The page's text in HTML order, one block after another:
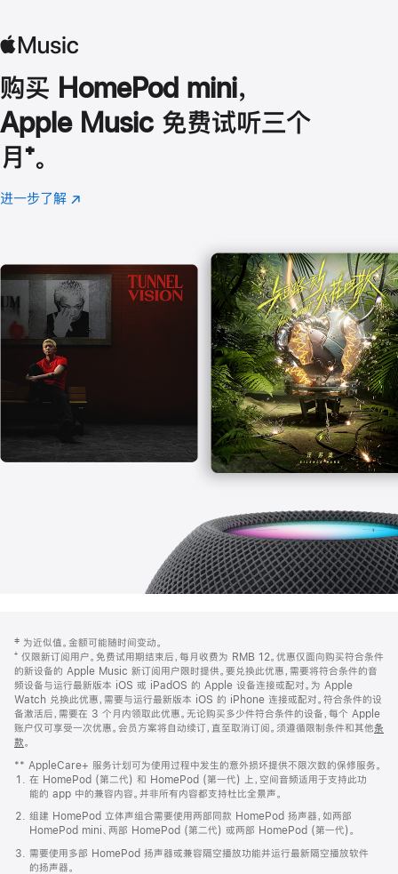
购买 HomePod mini，
Apple Music 免费试听三个
月 脚
注
⁺。
进一步了解 Apple
(在
口
中
打
开)
页
页
脚
注
‡ 为近似值。金额可能随时间变动。
⁺ 仅限新订阅用户。免费试用期结束后，每月收费为 RMB 12。优惠仅面向购买符合条件
的新设备的 Apple Music 新订阅用户限时提供。要兑换此优惠，需要将符合条件的音
频设备与运行最新版本 iOS 或 iPadOS 的 Apple 设备连接或配对。为 Apple
Watch 兑换此优惠，需要与运行最新版本 iOS 的 iPhone 连接或配对。符合条件的设
备激活后，需要在 3 个月内领取此优惠。无论购买多少件符合条件的设备，每个 Apple
账户仅可享受一次优惠。会员方案将自动续订，直至取消订阅。须遵循限制条件和其他条
款。
窗
口
中
打
开)
** AppleCare+ 服务计划可为使用过程中发生的意外损坏提供不限次数的保修服务。
在 HomePod (第二代) 和 HomePod (第一代) 上，空间音频适用于支持此功
能的 app 中的兼容内容。并非所有内容都支持杜比全景声。
组建 HomePod 立体声组合需要使用两部同款 HomePod 扬声器，如两部
HomePod mini、两部 HomePod (第二代) 或两部 HomePod (第一代)。
需要使用多部 HomePod 扬声器或兼容隔空播放功能并运行最新隔空播放软件
的扬声器。